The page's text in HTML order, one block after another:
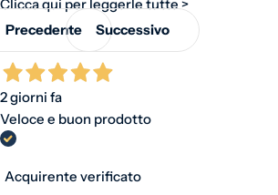
Clicca qui per leggerle tutte >
Precedente
Successivo
2 giorni fa
Veloce e buon prodotto
Acquirente verificato